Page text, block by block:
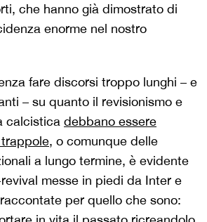
che hanno già dimostrato di
enorme nel nostro
fare discorsi troppo lunghi – e
– su quanto il revisionismo e
calcistica debbano essere
, o comunque delle
a lungo termine, è evidente
messe in piedi da Inter e
per quello che sono: